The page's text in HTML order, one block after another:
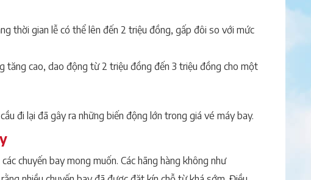
thời gian lễ có thể lên đến 2 triệu đồng, gấp đôi so với mức
tăng cao, dao động từ 2 triệu đồng đến 3 triệu đồng cho một
đi lại đã gây ra những biến động lớn trong giá vé máy bay.
chuyến bay mong muốn. Các hãng hàng không như